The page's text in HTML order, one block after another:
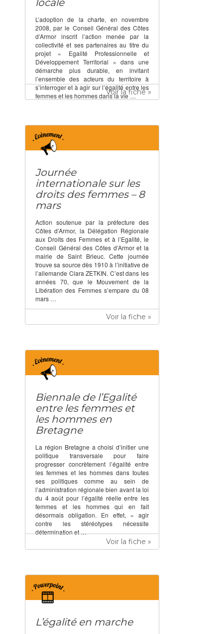
locale
L’adoption de la charte, en novembre
2008, par le Conseil Général des Côtes
d’Armor inscrit l’action menée par la
collectivité et ses partenaires au titre du
projet « Egalité Professionnelle et
Développement Territorial » dans une
démarche plus durable, en invitant
l’ensemble des acteurs du territoire à
s’interroger et à agir sur l’égalité entre les
femmes et les hommes dans la vie …
Voir la fiche »
Journée
internationale sur les
droits des femmes – 8
mars
Action soutenue par la préfecture des
Côtes d’Armor, la Délégation Régionale
aux Droits des Femmes et à l’Egalité, le
Conseil Général des Côtes d’Armor et la
mairie de Saint Brieuc. Cette journée
trouve sa source dès 1910 à l’initiative de
l’allemande Clara ZETKIN. C’est dans les
années 70, que le Mouvement de la
Libération des Femmes s’empare du 08
mars …
Voir la fiche »
Biennale de l’Egalité
entre les femmes et
les hommes en
Bretagne
La région Bretagne a choisi d’initier une
politique transversale pour faire
progresser concrètement l’égalité entre
les femmes et les hommes dans toutes
ses politiques comme au sein de
l’administration régionale bien avant la loi
du 4 août pour l’égalité réelle entre les
femmes et les hommes qui en fait
désormais obligation. En effet, « agir
contre les stéréotypes nécessite
détermination et …
Voir la fiche »
L’égalité en marche